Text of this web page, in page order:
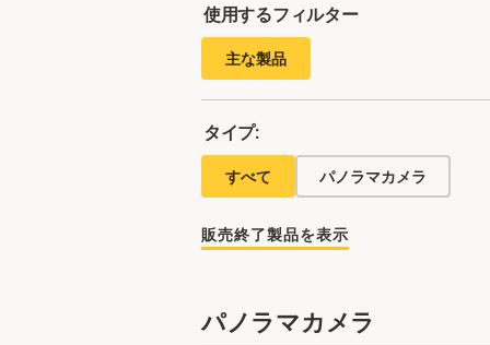
使用するフィルター
主な製品
タイプ:
すべて パノラマカメラ
販売終了製品を表示
パノラマカメラ